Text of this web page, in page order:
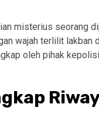
misterius seorang
wajah terlilit
oleh pihak